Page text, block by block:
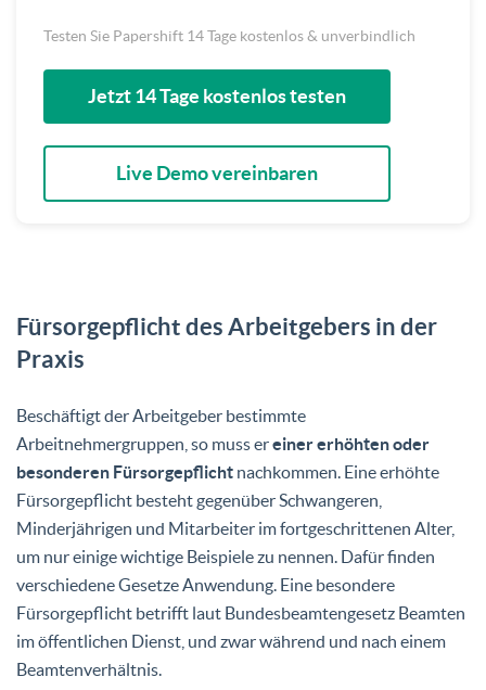
Testen Sie Papershift 14 Tage kostenlos & unverbindlich
Jetzt 14 Tage kostenlos testen
Live Demo vereinbaren
Fürsorgepflicht des Arbeitgebers in der
Praxis
Beschäftigt der Arbeitgeber bestimmte
Arbeitnehmergruppen, so muss ereiner erhöhten oder
besonderen Fürsorgepflicht nachkommen. Eine erhöhte
Fürsorgepflicht besteht gegenüber Schwangeren,
Minderjährigen und Mitarbeiter im fortgeschrittenen Alter,
um nur einige wichtige Beispiele zu nennen. Dafür finden
verschiedene Gesetze Anwendung. Eine besondere
Fürsorgepflicht betrifft laut Bundesbeamtengesetz Beamten
im öffentlichen Dienst, und zwar während und nach einem
Beamtenverhältnis.